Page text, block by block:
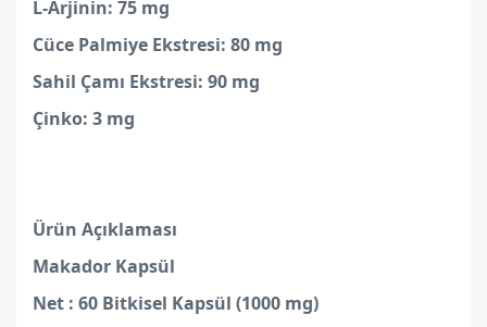
L-Arjinin: 75 mg
Cüce Palmiye Ekstresi: 80 mg
Sahil Çamı Ekstresi: 90 mg
Çinko: 3 mg
Ürün Açıklaması
Makador Kapsül
Net : 60 Bitkisel Kapsül (1000 mg)